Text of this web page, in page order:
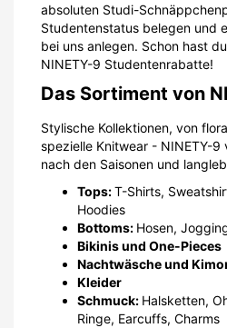
absoluten Studi-
Studentenstatus belegen und
bei uns anlegen. Schon hast
NINETY-9 Studentenrabatte!
Das Sortiment von
Stylische Kollektionen, von
spezielle Knitwear - NINETY-9
nach den Saisonen und
Tops:T-Shirts,
Hoodies
Bottoms: Hosen,
Bikinis und One-Pieces
Nachtwäsche und
Kleider
Schmuck: Halsketten,
Ringe, Earcuffs, Charms